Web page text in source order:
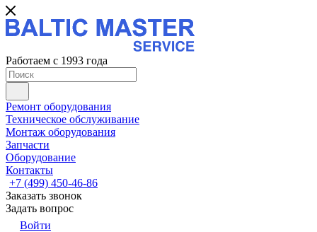
Работаем с 1993 года
Ремонт оборудования
Техническое обслуживание
Монтаж оборудования
Запчасти
Оборудование
Контакты
+7 (499) 450-46-86
Заказать звонок
Задать вопрос
Войти